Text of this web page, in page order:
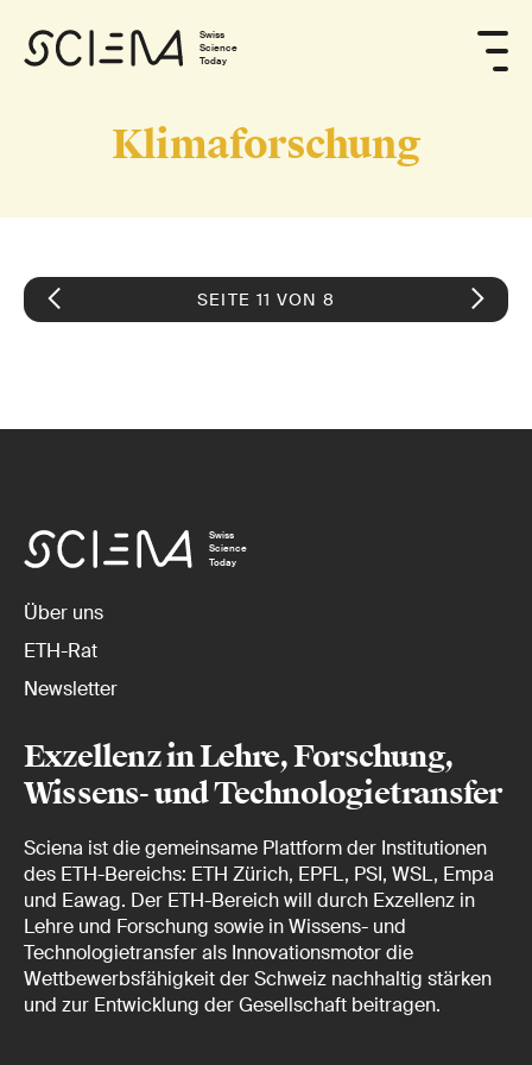
Swiss
Science
Today
Klimaforschung
SEITE 11 VON 8
Swiss
Science
Today
Über uns
ETH-Rat
Newsletter
Exzellenz in Lehre, Forschung,
Wissens- und Technologietransfer
Sciena ist die gemeinsame Plattform der Institutionen
des ETH-Bereichs: ETH Zürich, EPFL, PSI, WSL, Empa
und Eawag. Der ETH-Bereich will durch Exzellenz in
Lehre und Forschung sowie in Wissens- und
Technologietransfer als Innovationsmotor die
Wettbewerbsfähigkeit der Schweiz nachhaltig stärken
und zur Entwicklung der Gesellschaft beitragen.